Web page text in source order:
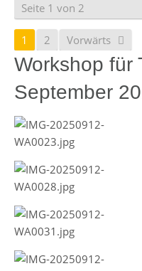
Seite 1 von 2
1 2 Vorwärts
Workshop für
September